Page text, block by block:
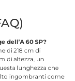
dell’A 60 SP?
di 218 cm di
di altezza, un
lunghezza che
ingombranti come